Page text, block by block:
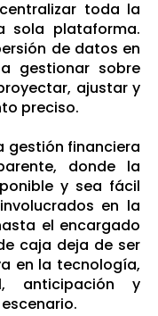
toda la
sola plataforma.
de datos en
gestionar sobre
ajustar y
preciso.
gestión financiera
donde la
y sea fácil
en la
el encargado
caja deja de ser
en la tecnología,
anticipación y